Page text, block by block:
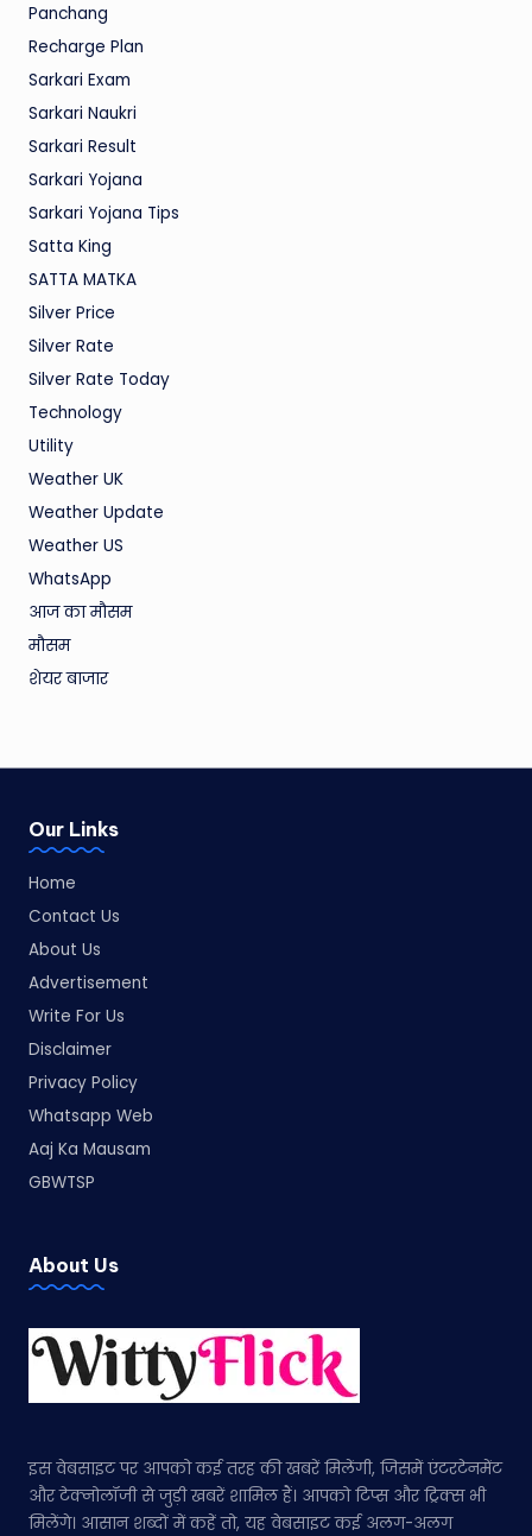
Panchang
Recharge Plan
Sarkari Exam
Sarkari Naukri
Sarkari Result
Sarkari Yojana
Sarkari Yojana Tips
Satta King
SATTA MATKA
Silver Price
Silver Rate
Silver Rate Today
Technology
Utility
Weather UK
Weather Update
Weather US
WhatsApp
आज का मौसम
मौसम
शेयर बाजार
Our Links
Home
Contact Us
About Us
Advertisement
Write For Us
Disclaimer
Privacy Policy
Whatsapp Web
Aaj Ka Mausam
GBWTSP
About Us
इस वेबसाइट पर आपको कई तरह की खबरें मिलेंगी, जिसमें एंटरटेनमेंट
और टेक्नोलॉजी से जुड़ी खबरें शामिल हैं। आपको टिप्स और ट्रिक्स भी
मिलेंगे। आसान शब्दों में कहें तो, यह वेबसाइट कई अलग-अलग